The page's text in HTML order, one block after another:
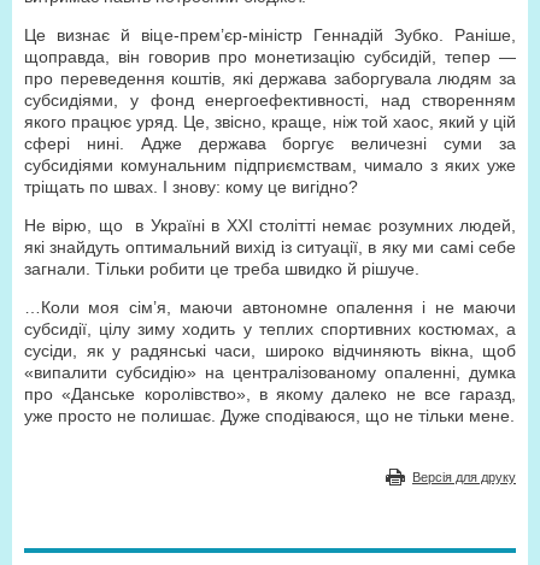
Це визнає й віце-прем’єр-міністр Геннадій Зубко. Раніше,
щоправда, він говорив про монетизацію субсидій, тепер —
про переведення коштів, які держава заборгувала людям за
субсидіями, у фонд енергоефективності, над створенням
якого працює уряд. Це, звісно, краще, ніж той хаос, який у цій
сфері нині. Адже держава боргує величезні суми за
субсидіями комунальним підприємствам, чимало з яких уже
тріщать по швах. І знову: кому це вигідно?
Не вірю, що в Україні в ХХІ столітті немає розумних людей,
які знайдуть оптимальний вихід із ситуації, в яку ми самі себе
загнали. Тільки робити це треба швидко й рішуче.
…Коли моя сім’я, маючи автономне опалення і не маючи
субсидії, цілу зиму ходить у теплих спортивних костюмах, а
сусіди, як у радянські часи, широко відчиняють вікна, щоб
«випалити субсидію» на централізованому опаленні, думка
про «Данське королівство», в якому далеко не все гаразд,
уже просто не полишає. Дуже сподіваюся, що не тільки мене.
Версія для друку